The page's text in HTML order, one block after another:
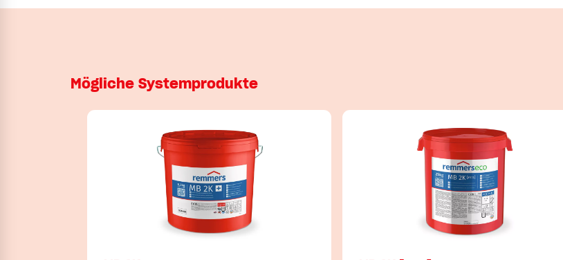
Mögliche Systemprodukte